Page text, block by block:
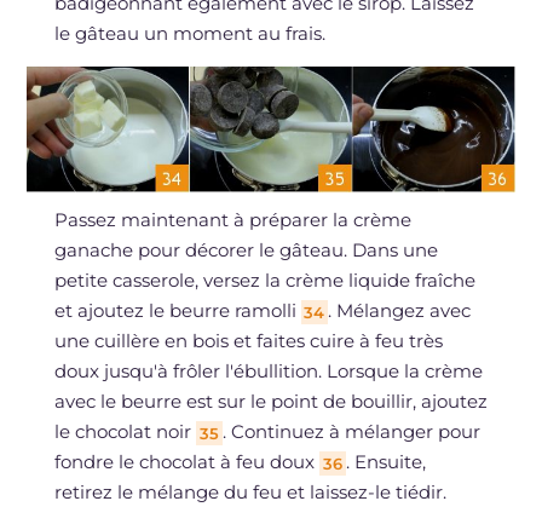
le gâteau un moment au frais.
Passez maintenant à préparer la crème
ganache pour décorer le gâteau. Dans une
petite casserole, versez la crème liquide fraîche
et ajoutez le beurre ramolli 34 . Mélangez avec
une cuillère en bois et faites cuire à feu très
doux jusqu'à frôler l'ébullition. Lorsque la crème
avec le beurre est sur le point de bouillir, ajoutez
le chocolat noir 35 . Continuez à mélanger pour
fondre le chocolat à feu doux 36 . Ensuite,
retirez le mélange du feu et laissez-le tiédir.